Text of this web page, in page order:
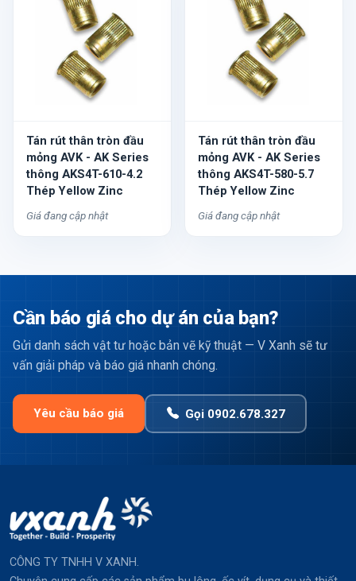
Tán rút thân tròn đầu
mỏng AVK - AK Series
thông AKS4T-610-4.2
Thép Yellow Zinc
Giá đang cập nhật
Tán rút thân tròn đầu
mỏng AVK - AK Series
thông AKS4T-580-5.7
Thép Yellow Zinc
Giá đang cập nhật
Cần báo giá cho dự án của bạn?
Gửi danh sách vật tư hoặc bản vẽ kỹ thuật — V Xanh sẽ tư
vấn giải pháp và báo giá nhanh chóng.
Yêu cầu báo giá Gọi 0902.678.327
CÔNG TY TNHH V XANH.